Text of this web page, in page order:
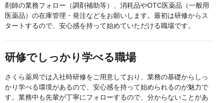
剤師の業務フォロー（調剤補助等）、消耗品やOTC医薬品（一般用
医薬品）の在庫管理・発注などをお願いします。最初は研修からス
タートするので、安心感を持って始めていただける職場です。
研修でしっかり学べる職場
さくら薬局では入社時研修をご用意しており、業務の基礎からしっ
かり学べる環境があるので、安心感を持って始められるのが魅力で
す。業務中も先輩が丁寧にフォローするので、分からないことがあ